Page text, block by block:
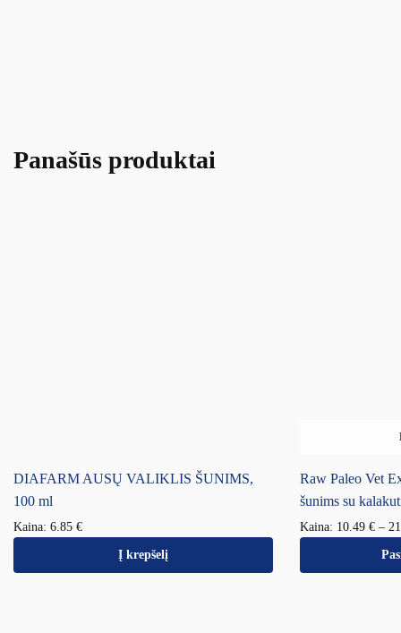
Panašūs produktai
DIAFARM AUSŲ VALIKLIS ŠUNIMS,
100 ml
Kaina: 6.85 €
Į krepšelį
Raw Paleo Vet
šunims su
Kaina: 10.49 € –